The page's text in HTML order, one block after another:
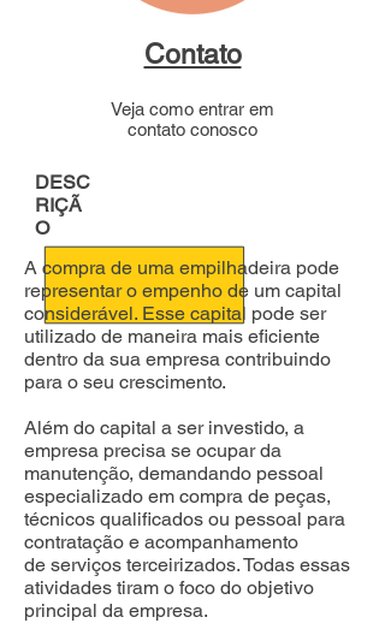
Contato
Veja como entrar em
contato conosco
DESC
RIÇÃ
O
A compra de uma empilhadeira pode
representar o empenho de um capital
considerável. Esse capital pode ser
utilizado de maneira mais eficiente
dentro da sua empresa contribuindo
para o seu crescimento.
Além do capital a ser investido, a
empresa precisa se ocupar da
manutenção, demandando pessoal
especializado em compra de peças,
técnicos qualificados ou pessoal para
contratação e acompanhamento
de serviços terceirizados. Todas essas
atividades tiram o foco do objetivo
principal da empresa.